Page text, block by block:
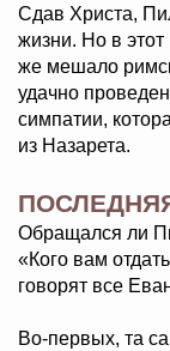
Сдав Христа,
жизни. Но в этот
же мешало
удачно
симпатии,
из Назарета.
Обращался ли
«Кого вам
говорят все
Во-первых, та